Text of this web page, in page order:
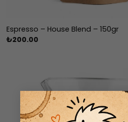
Espresso – House Blend – 150gr
₺200.00